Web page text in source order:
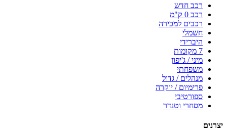
רכב חדש
רכב 0 ק"מ
רכבים למכירה
חשמלי
היברידי
7 מקומות
מיני / ג'יפון
משפחתי
מנהלים / גדול
פרימיום / יוקרה
ספורטיבי
מסחרי וטנדר
יצרנים